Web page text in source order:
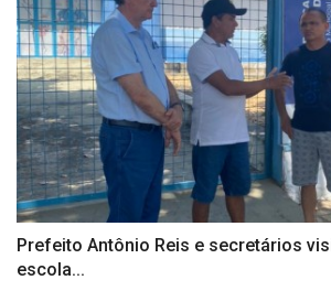
Prefeito Antônio Reis e secretários
escola...